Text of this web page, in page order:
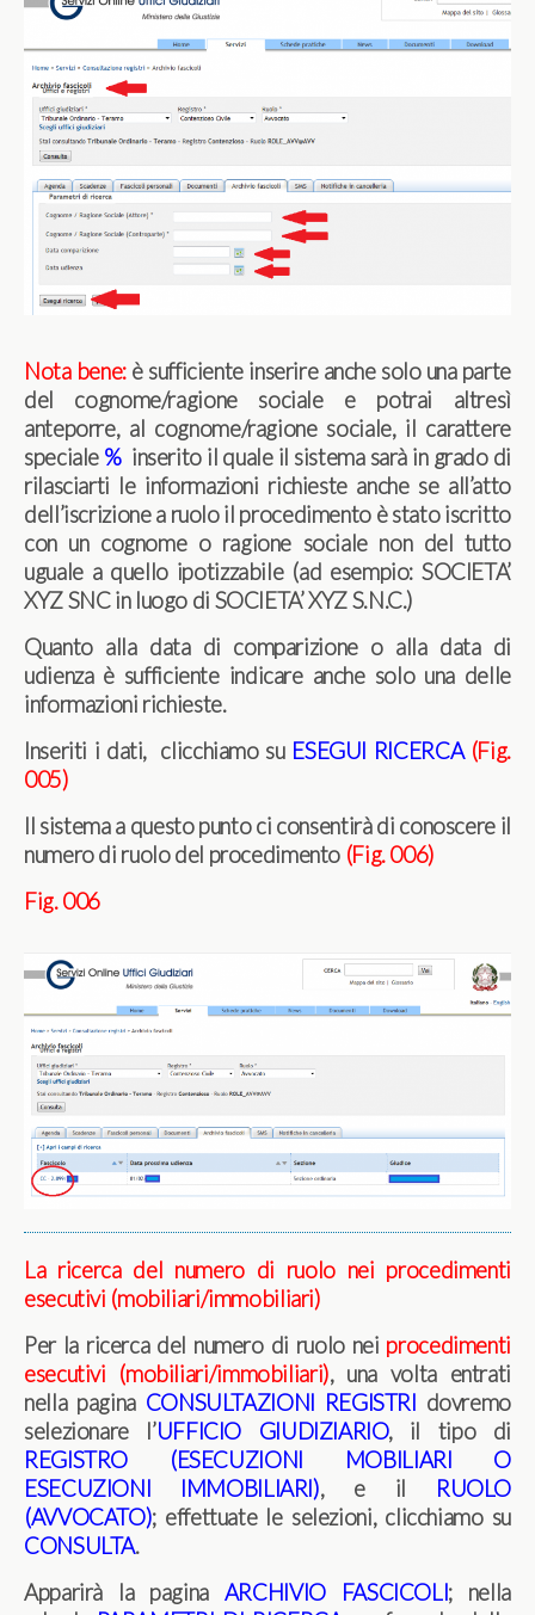
Nota bene:è sufficiente inserire anche solo una parte
del cognome/ragione sociale e potrai altresì
anteporre, al cognome/ragione sociale, il carattere
speciale %inserito il quale il sistema sarà in grado di
rilasciarti le informazioni richieste anche se all’atto
dell’iscrizione a ruolo il procedimento è stato iscritto
con un cognome o ragione sociale non del tutto
uguale a quello ipotizzabile (ad esempio: SOCIETA’
XYZ SNC in luogo di SOCIETA’ XYZ S.N.C.)
Quanto alla data di comparizione o alla data di
udienza è sufficiente indicare anche solo una delle
informazioni richieste.
Inseriti i dati, clicchiamo su ESEGUI RICERCA (Fig.
005)
Il sistema a questo punto ci consentirà di conoscere il
numero di ruolo del procedimento (Fig. 006)
Fig. 006
La ricerca del numero di ruolo nei procedimenti
esecutivi (mobiliari/immobiliari)
Per la ricerca del numero di ruolo nei procedimenti
esecutivi (mobiliari/immobiliari), una volta entrati
nella pagina CONSULTAZIONI REGISTRI dovremo
selezionare l’UFFICIO GIUDIZIARIO, il tipo di
REGISTRO (ESECUZIONI MOBILIARI O
ESECUZIONI IMMOBILIARI), e il RUOLO
(AVVOCATO); effettuate le selezioni, clicchiamo su
CONSULTA.
Apparirà la pagina ARCHIVIO FASCICOLI; nella